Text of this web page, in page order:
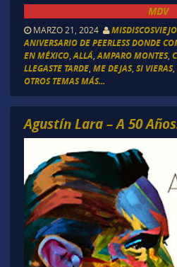
MDV
MARZO 21, 2024
ANIVERSARIO DE PEERLESS DONDE
EN MÉXICO, ALLÁ AMPARO MONTES,
LLEGASTE TARDE, ME DEJAS, SI VIERAS,
OTROS TEMAS MÁS...
Agustín Lara – A 50